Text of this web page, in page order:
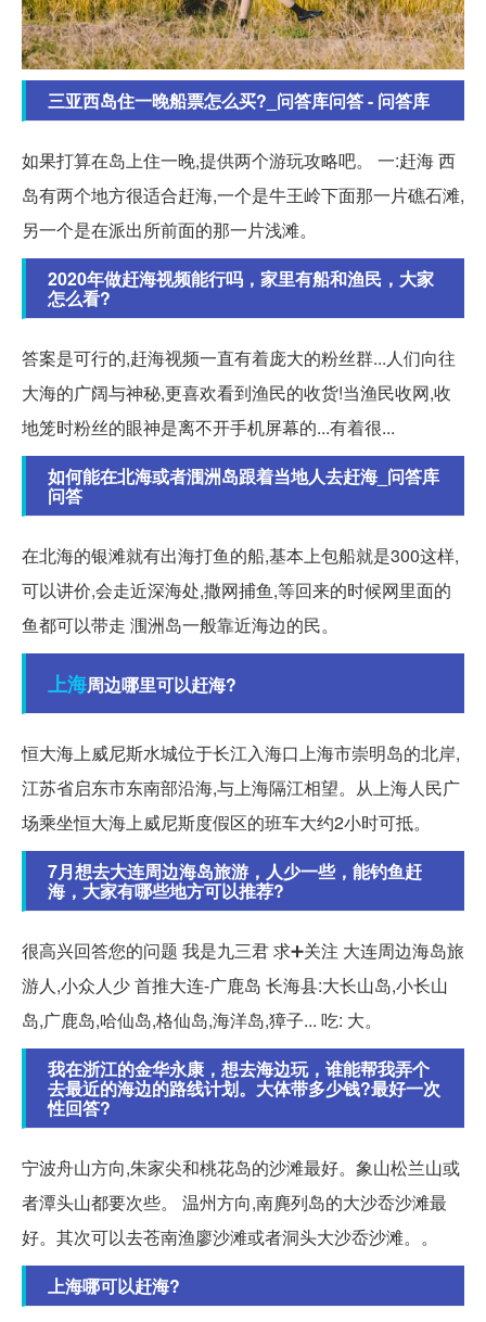
三亚西岛住一晚船票怎么买?_问答库问答 - 问答库
如果打算在岛上住一晚,提供两个游玩攻略吧。 一:赶海 西
岛有两个地方很适合赶海,一个是牛王岭下面那一片礁石滩,
另一个是在派出所前面的那一片浅滩。
2020年做赶海视频能行吗，家里有船和渔民，大家
怎么看?
答案是可行的,赶海视频一直有着庞大的粉丝群...人们向往
大海的广阔与神秘,更喜欢看到渔民的收货!当渔民收网,收
地笼时粉丝的眼神是离不开手机屏幕的...有着很...
如何能在北海或者涠洲岛跟着当地人去赶海_问答库
问答
在北海的银滩就有出海打鱼的船,基本上包船就是300这样,
可以讲价,会走近深海处,撒网捕鱼,等回来的时候网里面的
鱼都可以带走 涠洲岛一般靠近海边的民。
上海周边哪里可以赶海?
恒大海上威尼斯水城位于长江入海口上海市崇明岛的北岸,
江苏省启东市东南部沿海,与上海隔江相望。从上海人民广
场乘坐恒大海上威尼斯度假区的班车大约2小时可抵。
7月想去大连周边海岛旅游，人少一些，能钓鱼赶
海，大家有哪些地方可以推荐?
很高兴回答您的问题 我是九三君 求➕关注 大连周边海岛旅
游人,小众人少 首推大连-广鹿岛 长海县:大长山岛,小长山
岛,广鹿岛,哈仙岛,格仙岛,海洋岛,獐子... 吃: 大。
我在浙江的金华永康，想去海边玩，谁能帮我弄个
去最近的海边的路线计划。大体带多少钱?最好一次
性回答?
宁波舟山方向,朱家尖和桃花岛的沙滩最好。象山松兰山或
者潭头山都要次些。 温州方向,南麂列岛的大沙岙沙滩最
好。其次可以去苍南渔廖沙滩或者洞头大沙岙沙滩。。
上海哪可以赶海?